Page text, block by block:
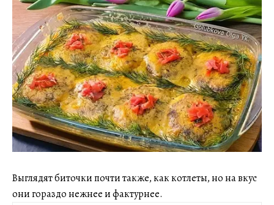
Выглядят биточки почти также, как котлеты, но на вкус
они гораздо нежнее и фактурнее.